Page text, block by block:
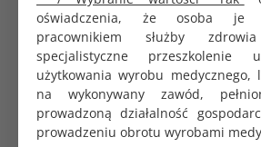
oświadczenia, że osoba je
pracownikiem służby
specjalistyczne przeszkolenie
użytkowania wyrobu
na wykonywany zawód,
prowadzoną działalność
prowadzeniu obrotu wyrobami
Rozpuszczalność: pełna
ciągu kilku dni do tygodni.
Zastosowanie kliniczne
Gaza hemostatyczna o
stosowana w procedurach
krwawień w średniej wielkości